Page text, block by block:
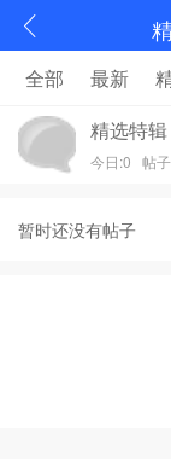
全部 最新
精选特辑
今日:0 帖
暂时还没有帖子